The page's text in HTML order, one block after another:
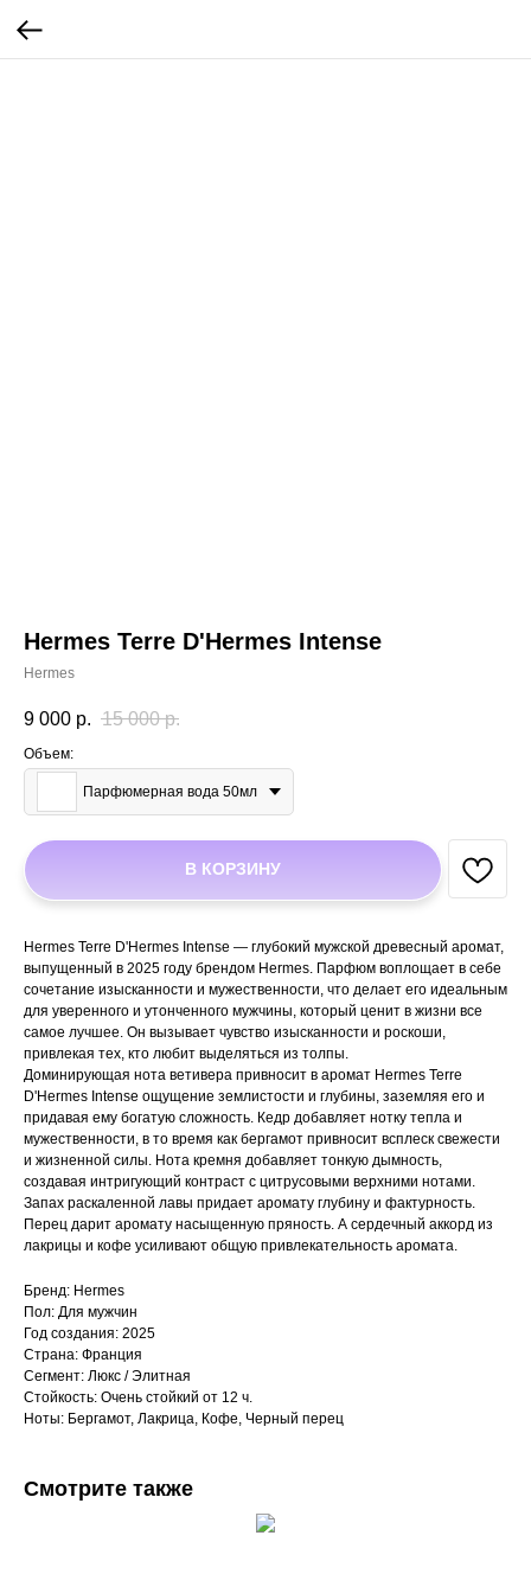
Hermes Terre D'Hermes Intense
Hermes
9 000 р. 15 000 р.
Объем:
Парфюмерная вода 50мл
В КОРЗИНУ
Hermes Terre D'Hermes Intense — глубокий мужской древесный аромат,
выпущенный в 2025 году брендом Hermes. Парфюм воплощает в себе
сочетание изысканности и мужественности, что делает его идеальным
для уверенного и утонченного мужчины, который ценит в жизни все
самое лучшее. Он вызывает чувство изысканности и роскоши,
привлекая тех, кто любит выделяться из толпы.
Доминирующая нота ветивера привносит в аромат Hermes Terre
D'Hermes Intense ощущение землистости и глубины, заземляя его и
придавая ему богатую сложность. Кедр добавляет нотку тепла и
мужественности, в то время как бергамот привносит всплеск свежести
и жизненной силы. Нота кремня добавляет тонкую дымность,
создавая интригующий контраст с цитрусовыми верхними нотами.
Запах раскаленной лавы придает аромату глубину и фактурность.
Перец дарит аромату насыщенную пряность. А сердечный аккорд из
лакрицы и кофе усиливают общую привлекательность аромата.
Бренд: Hermes
Пол: Для мужчин
Год создания: 2025
Страна: Франция
Сегмент: Люкс / Элитная
Стойкость: Очень стойкий от 12 ч.
Ноты: Бергамот, Лакрица, Кофе, Черный перец
Смотрите также